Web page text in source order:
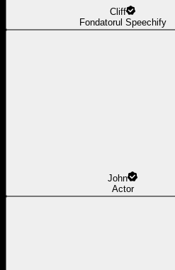
Cliff
Fondatorul Speechify
John
Actor